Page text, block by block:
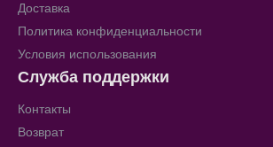
Доставка
Политика конфиденциальности
Условия использования
Служба поддержки
Контакты
Возврат